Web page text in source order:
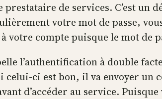
prestataire de services. C’est
votre mot de passe,
votre compte puisque le mot de
l’authentification à double
celui-ci est bon, il va envoyer
d’accéder au service.